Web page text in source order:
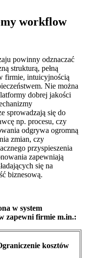
workflow
powinny odznaczać
strukturą, pełną
firmie, intuicyjnością
Nie można
dobrej jakości
sprowadzają się do
np. procesu, czy
odgrywa ogromną
zmian, czy
przyspieszenia
zapewniają
się na
biznesową.
w system
zapewni firmie m.in.:
kosztów